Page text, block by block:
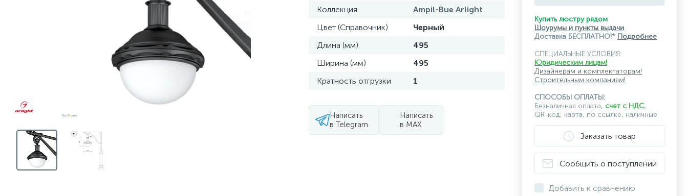
Коллекция
Ampil-Bue Arlight
Цвет (Справочник)
Черный
Длина (мм)
495
Ширина (мм)
495
Кратность отгрузки
1
Написать
в Telegram
Написать
в MAX
Купить люстру рядом
Шоурумы и пункты выдачи
Доставка БЕСПЛАТНО!* Подробнее
СПЕЦИАЛЬНЫЕ УСЛОВИЯ:
Юридическим лицам!
Дизайнерам и комплектаторам!
Строительным компаниям!
СПОСОБЫ ОПЛАТЫ:
Безналичная оплата, счет с НДС,
QR-код, карта, по ссылке, наличные
Заказать товар
Сообщить о поступлении
Добавить к сравнению